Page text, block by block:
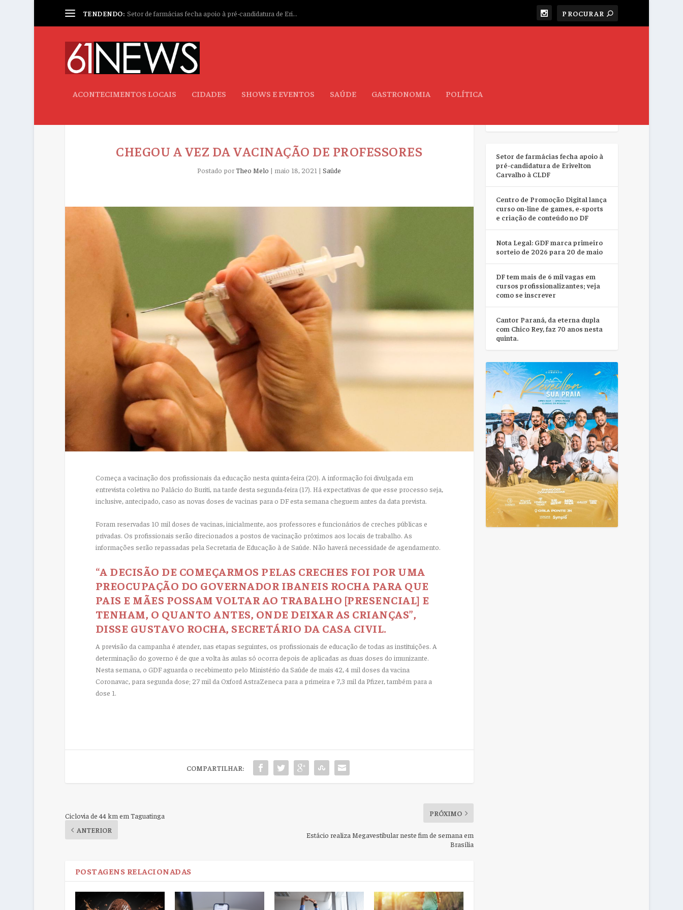
TENDENDO: Setor de farmácias fecha apoio à pré-candidatura de Eri...
ACONTECIMENTOS LOCAIS CIDADES SHOWS E EVENTOS SAÚDE GASTRONOMIA POLÍTICA
CHEGOU A VEZ DA VACINAÇÃO DE PROFESSORES
Postado porTheo Melo | maio 18, 2021 |Saúde
Começa a vacinação dos profissionais da educação nesta quinta-feira (20). A informação foi divulgada em
entrevista coletiva no Palácio do Buriti, na tarde desta segunda-feira (17). Há expectativas de que esse processo seja,
inclusive, antecipado, caso as novas doses de vacinas para o DF esta semana cheguem antes da data prevista.
Foram reservadas 10 mil doses de vacinas, inicialmente, aos professores e funcionários de creches públicas e
privadas. Os profissionais serão direcionados a postos de vacinação próximos aos locais de trabalho. As
informações serão repassadas pela Secretaria de Educação à de Saúde. Não haverá necessidade de agendamento.
“A DECISÃO DE COMEÇARMOS PELAS CRECHES FOI POR UMA
PREOCUPAÇÃO DO GOVERNADOR IBANEIS ROCHA PARA QUE
PAIS E MÃES POSSAM VOLTAR AO TRABALHO [PRESENCIAL] E
TENHAM, O QUANTO ANTES, ONDE DEIXAR AS CRIANÇAS”,
DISSE GUSTAVO ROCHA, SECRETÁRIO DA CASA CIVIL.
A previsão da campanha é atender, nas etapas seguintes, os profissionais de educação de todas as instituições. A
determinação do governo é de que a volta às aulas só ocorra depois de aplicadas as duas doses do imunizante.
Nesta semana, o GDF aguarda o recebimento pelo Ministério da Saúde de mais 42, 4 mil doses da vacina
Coronavac, para segunda dose; 27 mil da Oxford AstraZeneca para a primeira e 7,3 mil da Pfizer, também para a
dose 1.
COMPARTILHAR:
Ciclovia de 44 km em Taguatinga
ANTERIOR
PRÓXIMO
Estácio realiza Megavestibular neste fim de semana em
Brasília
POSTAGENS RELACIONADAS
Setor de farmácias fecha apoio à
pré-candidatura de Erivelton
Carvalho à CLDF
Centro de Promoção Digital lança
curso on-line de games, e-sports
e criação de conteúdo no DF
Nota Legal: GDF marca primeiro
sorteio de 2026 para 20 de maio
DF tem mais de 6 mil vagas em
cursos profissionalizantes; veja
como se inscrever
Cantor Paraná, da eterna dupla
com Chico Rey, faz 70 anos nesta
quinta.